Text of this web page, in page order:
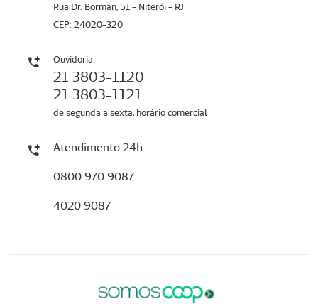
Rua Dr. Borman, 51 - Niterói - RJ
CEP: 24020-320
Ouvidoria
21 3803-1120
21 3803-1121
de segunda a sexta, horário comercial
Atendimento 24h
0800 970 9087
4020 9087